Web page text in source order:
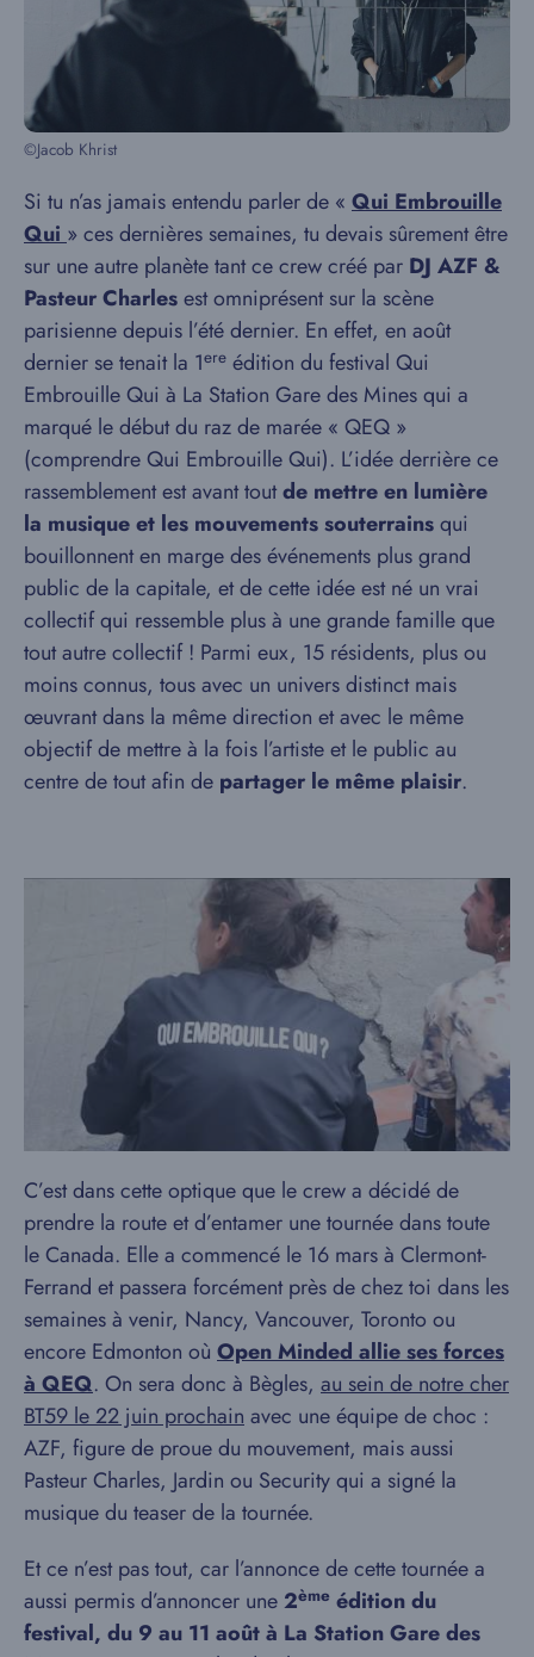
©Jacob Khrist
Si tu n’as jamais entendu parler de « Qui Embrouille
Qui » ces dernières semaines, tu devais sûrement être
sur une autre planète tant ce crew créé par DJ AZF &
Pasteur Charlesest omniprésent sur la scène
parisienne depuis l’été dernier. En effet, en août
dernier se tenait la 1ere édition du festival Qui
Embrouille Qui à La Station Gare des Mines qui a
marqué le début du raz de marée « QEQ »
(comprendre Qui Embrouille Qui). L’idée derrière ce
rassemblement est avant toutde mettre en lumière
la musique et les mouvements souterrainsqui
bouillonnent en marge des événements plus grand
public de la capitale, et de cette idée est né un vrai
collectif qui ressemble plus à une grande famille que
tout autre collectif ! Parmi eux, 15 résidents, plus ou
moins connus, tous avec un univers distinct mais
œuvrant dans la même direction et avec le même
objectif de mettre à la fois l’artiste et le public au
centre de tout afin de partager le même plaisir.
C’est dans cette optique que le crew a décidé de
prendre la route et d’entamer une tournée dans toute
le Canada. Elle a commencé le 16 mars à Clermont-
Ferrand et passera forcément près de chez toi dans les
semaines à venir, Nancy, Vancouver, Toronto ou
encore Edmonton où Open Minded allie ses forces
à QEQ. On sera donc à Bègles, au sein de notre cher
BT59 le 22 juin prochainavec une équipe de choc :
AZF, figure de proue du mouvement, mais aussi
Pasteur Charles, Jardin ou Security qui a signé la
musique du teaser de la tournée.
Et ce n’est pas tout, car l’annonce de cette tournée a
aussi permis d’annoncer une 2ème édition du
festival, du 9 au 11 août à La Station Gare des